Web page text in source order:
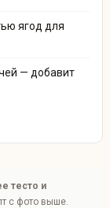
ягод для
— добавит
тесто и
с фото выше.